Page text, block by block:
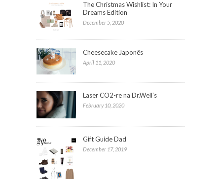
The Christmas Wishlist: In Your
Dreams Edition
December 5, 2020
Cheesecake Japonês
April 11, 2020
Laser CO2-re na Dr.Well’s
February 10, 2020
Gift Guide Dad
December 17, 2019